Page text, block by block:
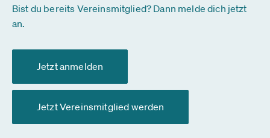
Bist du bereits Vereinsmitglied? Dann melde dich jetzt
an.
Jetzt anmelden
Jetzt Vereinsmitglied werden